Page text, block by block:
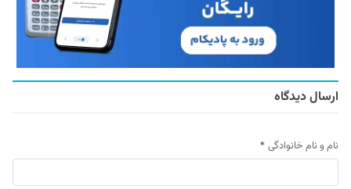
ارسال دیدگاه
نام و نام خانوادگی *